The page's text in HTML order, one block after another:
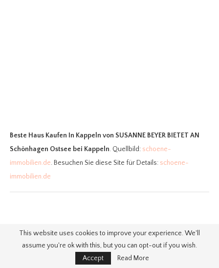
Beste Haus Kaufen In Kappeln von SUSANNE BEYER BIETET AN
Schönhagen Ostsee bei Kappeln. Quellbild: schoene-
immobilien.de. Besuchen Sie diese Site für Details: schoene-
immobilien.de
12. SUSANNE BEYER BIETET AN
Schönhagen Ostsee bei Kappeln
This website uses cookies to improve your experience. We'll
assume you're ok with this, but you can opt-out if you wish.
Accept
Read More